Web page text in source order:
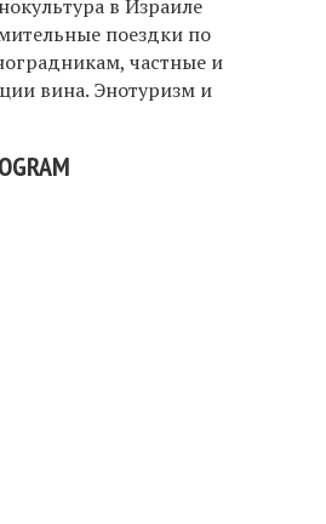
в Израиле
поездки по
частные и
вина. Энотуризм и